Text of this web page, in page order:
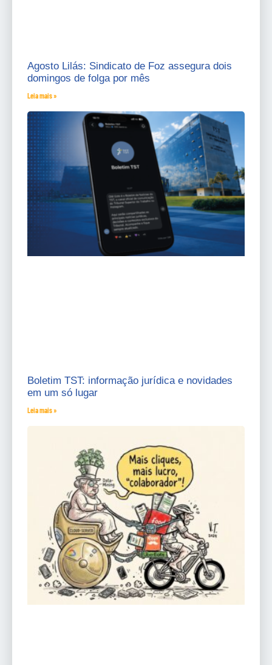
Agosto Lilás: Sindicato de Foz assegura dois
domingos de folga por mês
Leia mais »
Boletim TST: informação jurídica e novidades
em um só lugar
Leia mais »